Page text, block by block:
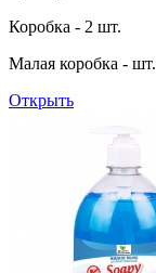
Коробка - 2 шт.
Малая коробка - шт.
Открыть